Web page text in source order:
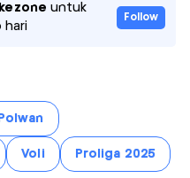
untuk
Follow
Voli Proliga 2025